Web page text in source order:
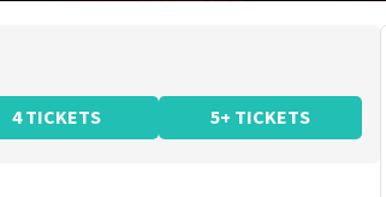
4 TICKETS 5+ TICKETS